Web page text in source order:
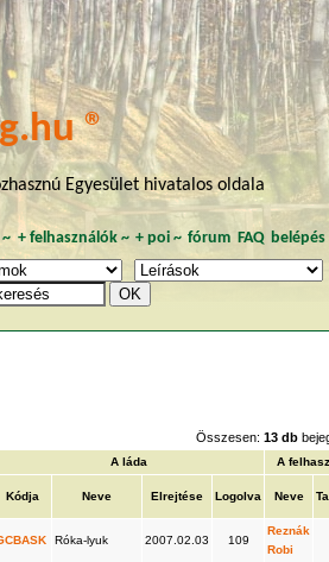
®
Egyesület hivatalos oldala
~ + felhasználók~ + poi~ fórum FAQ belépés
Összesen:13 db
A láda
A
Kódja Neve Elrejtése Logolva Neve
Róka-lyuk 2007.02.03 109
Reznák
Robi